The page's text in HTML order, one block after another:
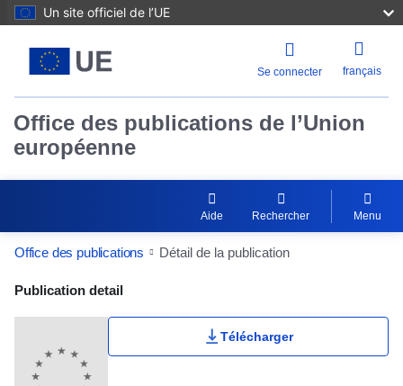
Un site officiel de l’UE
Se connecter français
Office des publications de l’Union
européenne
Aide Rechercher Menu
Office des publications Détail de la publication
Publication Detail Actions Portlet
Publication detail
Télécharger